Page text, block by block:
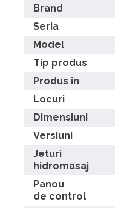
Brand
Seria
Model
Tip produs
Produs în
Locuri
Dimensiuni
Versiuni
Jeturi
hidromasaj
Panou
de control